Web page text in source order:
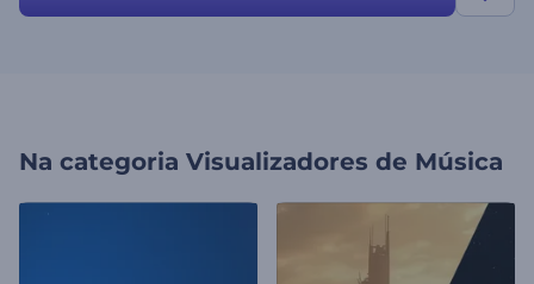
Na categoria Visualizadores de Música